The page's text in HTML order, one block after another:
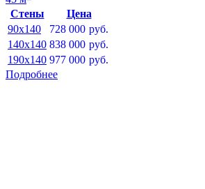
Стены
Цена
90x140
728 000 руб.
140x140 838 000 руб.
190x140 977 000 руб.
Подробнее